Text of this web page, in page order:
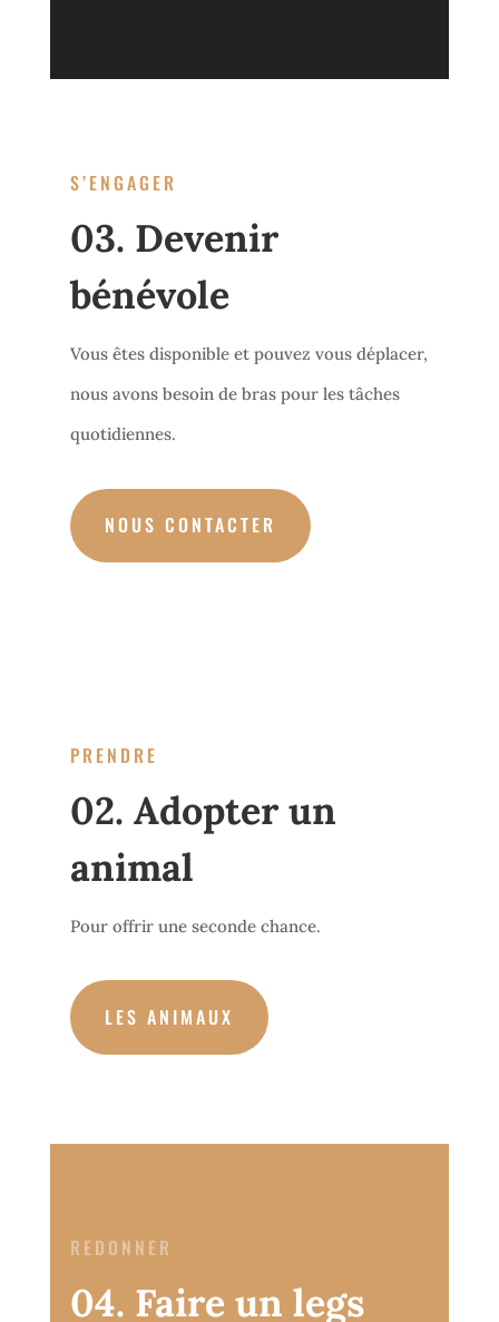
S’ENGAGER
03. Devenir
bénévole
Vous êtes disponible et pouvez vous déplacer,
nous avons besoin de bras pour les tâches
quotidiennes.
NOUS CONTACTER
PRENDRE
02. Adopter un
animal
Pour offrir une seconde chance.
LES ANIMAUX
REDONNER
04. Faire un legs